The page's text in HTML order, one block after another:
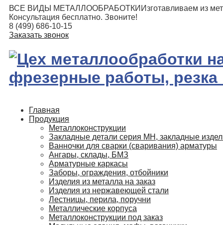
ВСЕ ВИДЫ МЕТАЛЛООБРАБОТКИ Изготавливаем из
Консультация бесплатно. Звоните!
8 (499) 686-10-15
Заказать звонок
Главная
Продукция
Металлоконструкции
Закладные детали серия МН, закладные
Ванночки для сварки (сваривания) арматуры
Ангары, склады, БМЗ
Арматурные каркасы
Заборы, ограждения, отбойники
Изделия из металла на заказ
Изделия из нержавеющей стали
Лестницы, перила, поручни
Металлические корпуса
Металлоконструкции под заказ